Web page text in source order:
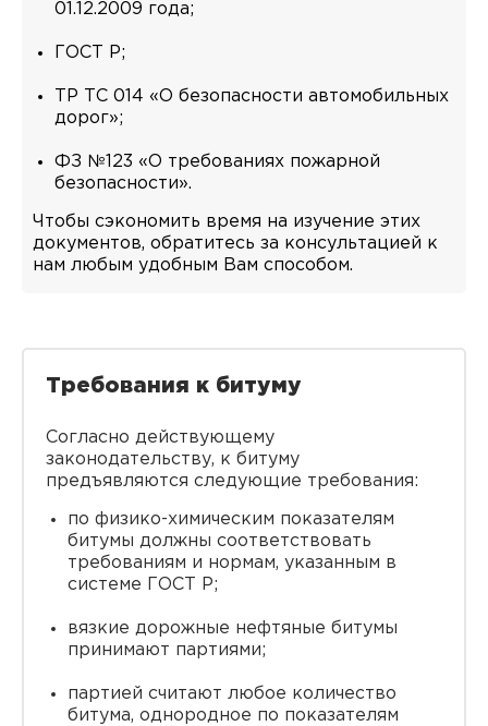
01.12.2009 года;
ГОСТ Р;
ТР ТС 014 «О безопасности автомобильных
дорог»;
ФЗ №123 «О требованиях пожарной
безопасности».
Чтобы сэкономить время на изучение этих
документов, обратитесь за консультацией к
нам любым удобным Вам способом.
Требования к битуму
Согласно действующему
законодательству, к битуму
предъявляются следующие требования:
по физико-химическим показателям
битумы должны соответствовать
требованиям и нормам, указанным в
системе ГОСТ Р;
вязкие дорожные нефтяные битумы
принимают партиями;
партией считают любое количество
битума, однородное по показателям